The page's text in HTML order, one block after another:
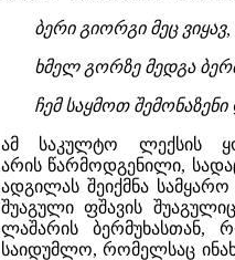
ბერი გიორგი მეც
ხმელ გორზე მედგა
ჩემ საყმოთ
ამ საკულტო ლექსის
არის წარმოდგენილი,
ადგილას შეიქმნა
შუაგული ფშავის
ლაშარის ბერმუხასთან,
საიდუმლო, რომელსაც